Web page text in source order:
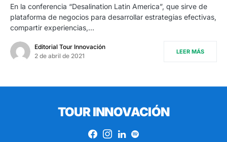
En la conferencia “Desalination Latin America”, que sirve de
plataforma de negocios para desarrollar estrategias efectivas,
compartir experiencias,…
Editorial Tour Innovación
2 de abril de 2021
LEER MÁS
TOUR INNOVACIÓN